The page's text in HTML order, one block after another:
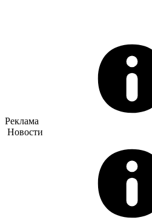
Реклама
Новости